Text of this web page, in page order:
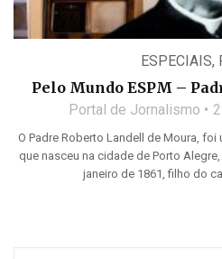
ESPECIAIS,
Pelo Mundo ESPM –
Portal de Jornalismo
O Padre Roberto Landell de Moura,
que nasceu na cidade de Porto
janeiro de 1861, filho do